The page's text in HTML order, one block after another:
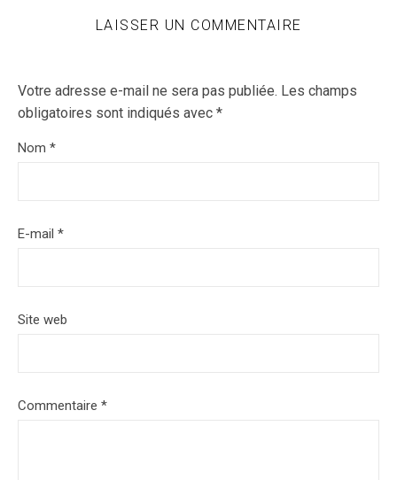
LAISSER UN COMMENTAIRE
Votre adresse e-mail ne sera pas publiée. Les champs
obligatoires sont indiqués avec *
Nom *
E-mail *
Site web
Commentaire *